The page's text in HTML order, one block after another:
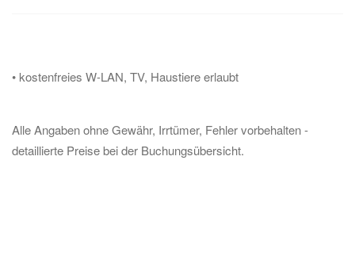
• kostenfreies W-LAN, TV, Haustiere erlaubt
Alle Angaben ohne Gewähr, Irrtümer, Fehler vorbehalten -
detaillierte Preise bei der Buchungsübersicht.